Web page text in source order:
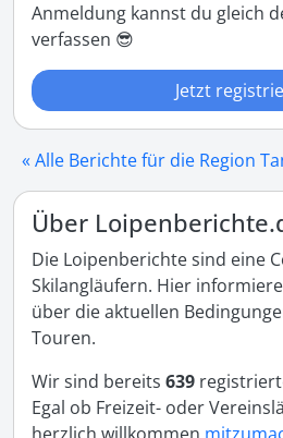
Anmeldung kannst du gleich
verfassen 😎
Jetzt
« Alle Berichte für die Region
Über
Die Loipenberichte sind eine
Skilangläufern. Hier
über die aktuellen
Touren.
Wir sind bereits 639
Egal ob Freizeit- oder